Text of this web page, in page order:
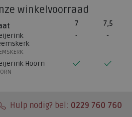
winkelvoorraad
7 7,5
Hoorn
Hulp nodig? bel: 0229 760 760